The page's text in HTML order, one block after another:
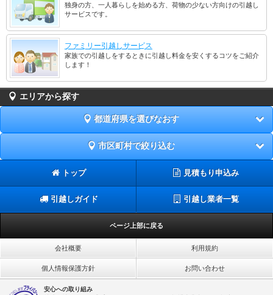
独身の方、一人暮らしを始める方、荷物の少ない方向けの引越し
サービスです。
ファミリー引越しサービス
家族での引越しをするときに引越し料金を安くするコツをご紹介
します！
エリアから探す
都道府県を選びなおす
市区町村で絞り込む
トップ 見積もり申込み
引越しガイド 引越し業者一覧
ページ上部に戻る
会社概要 利用規約
個人情報保護方針 お問い合わせ
安心への取り組み